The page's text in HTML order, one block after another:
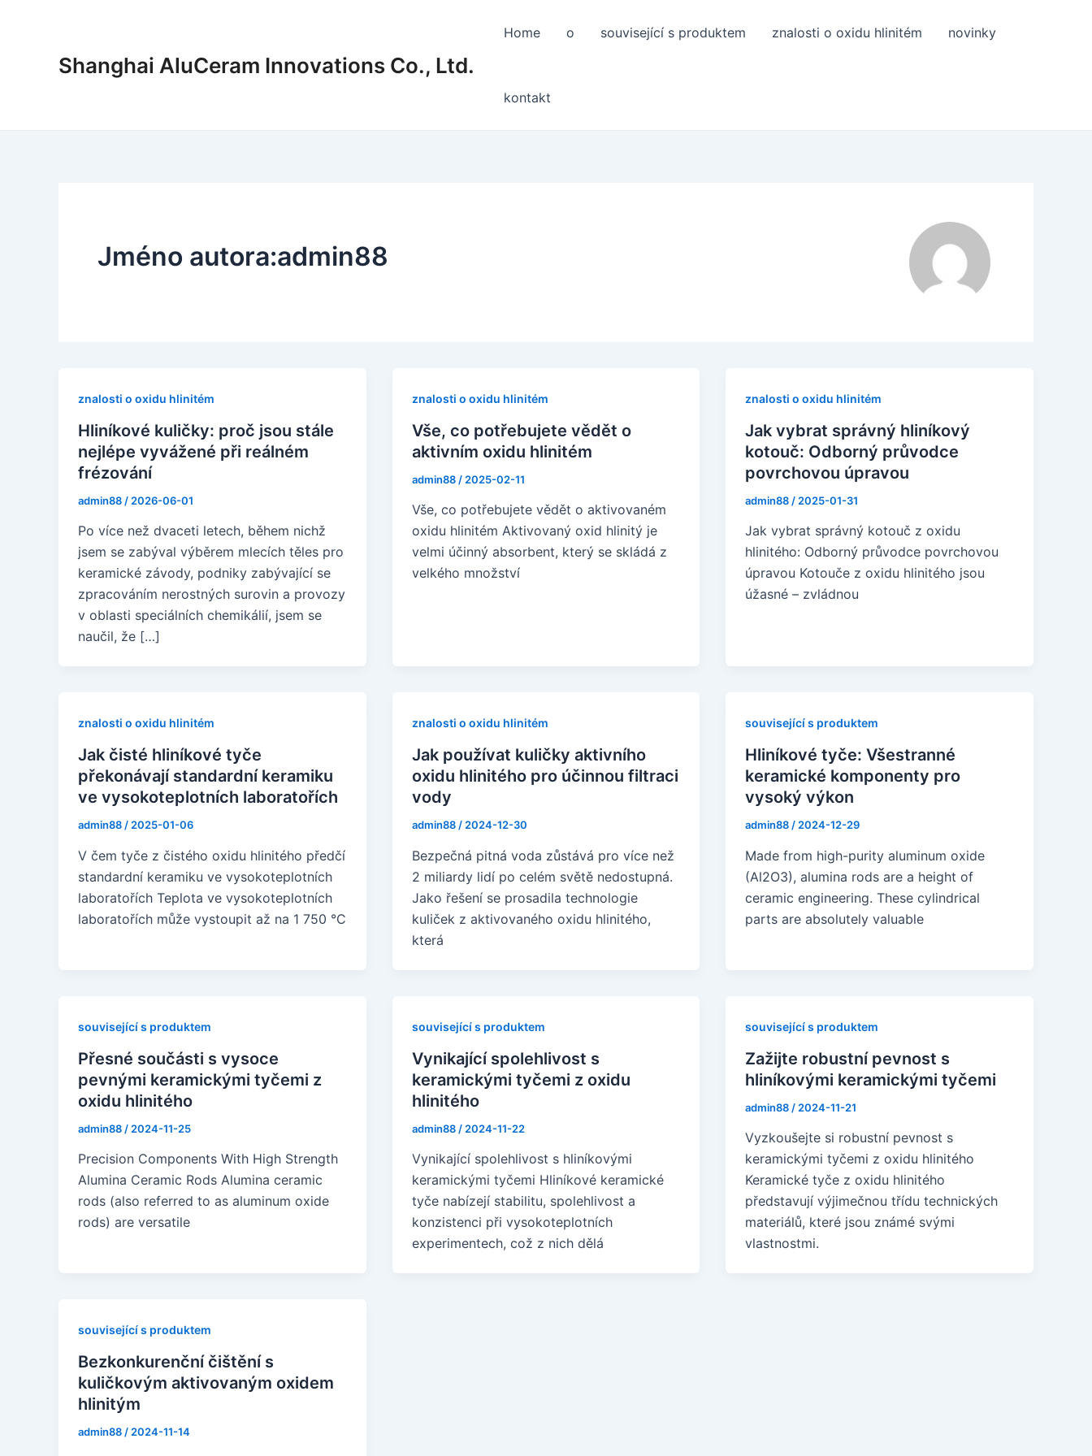
Shanghai AluCeram Innovations Co., Ltd.
Home o související s produktem znalosti o oxidu hlinitém novinky
kontakt
Jméno autora:admin88
znalosti o oxidu hlinitém
Hliníkové kuličky: proč jsou stále
nejlépe vyvážené při reálném
frézování
admin88 / 2026-06-01
Po více než dvaceti letech, během nichž
jsem se zabýval výběrem mlecích těles pro
keramické závody, podniky zabývající se
zpracováním nerostných surovin a provozy
v oblasti speciálních chemikálií, jsem se
naučil, že […]
znalosti o oxidu hlinitém
Vše, co potřebujete vědět o
aktivním oxidu hlinitém
admin88 / 2025-02-11
Vše, co potřebujete vědět o aktivovaném
oxidu hlinitém Aktivovaný oxid hlinitý je
velmi účinný absorbent, který se skládá z
velkého množství
znalosti o oxidu hlinitém
Jak vybrat správný hliníkový
kotouč: Odborný průvodce
povrchovou úpravou
admin88 / 2025-01-31
Jak vybrat správný kotouč z oxidu
hlinitého: Odborný průvodce povrchovou
úpravou Kotouče z oxidu hlinitého jsou
úžasné – zvládnou
znalosti o oxidu hlinitém
Jak čisté hliníkové tyče
překonávají standardní keramiku
ve vysokoteplotních laboratořích
admin88 / 2025-01-06
V čem tyče z čistého oxidu hlinitého předčí
standardní keramiku ve vysokoteplotních
laboratořích Teplota ve vysokoteplotních
laboratořích může vystoupit až na 1 750 °C
znalosti o oxidu hlinitém
Jak používat kuličky aktivního
oxidu hlinitého pro účinnou filtraci
vody
admin88 / 2024-12-30
Bezpečná pitná voda zůstává pro více než
2 miliardy lidí po celém světě nedostupná.
Jako řešení se prosadila technologie
kuliček z aktivovaného oxidu hlinitého,
která
související s produktem
Hliníkové tyče: Všestranné
keramické komponenty pro
vysoký výkon
admin88 / 2024-12-29
Made from high-purity aluminum oxide
(Al2O3), alumina rods are a height of
ceramic engineering. These cylindrical
parts are absolutely valuable
související s produktem
Přesné součásti s vysoce
pevnými keramickými tyčemi z
oxidu hlinitého
admin88 / 2024-11-25
Precision Components With High Strength
Alumina Ceramic Rods Alumina ceramic
rods (also referred to as aluminum oxide
rods) are versatile
související s produktem
Vynikající spolehlivost s
keramickými tyčemi z oxidu
hlinitého
admin88 / 2024-11-22
Vynikající spolehlivost s hliníkovými
keramickými tyčemi Hliníkové keramické
tyče nabízejí stabilitu, spolehlivost a
konzistenci při vysokoteplotních
experimentech, což z nich dělá
související s produktem
Zažijte robustní pevnost s
hliníkovými keramickými tyčemi
admin88 / 2024-11-21
Vyzkoušejte si robustní pevnost s
keramickými tyčemi z oxidu hlinitého
Keramické tyče z oxidu hlinitého
představují výjimečnou třídu technických
materiálů, které jsou známé svými
vlastnostmi.
související s produktem
Bezkonkurenční čištění s
kuličkovým aktivovaným oxidem
hlinitým
admin88 / 2024-11-14